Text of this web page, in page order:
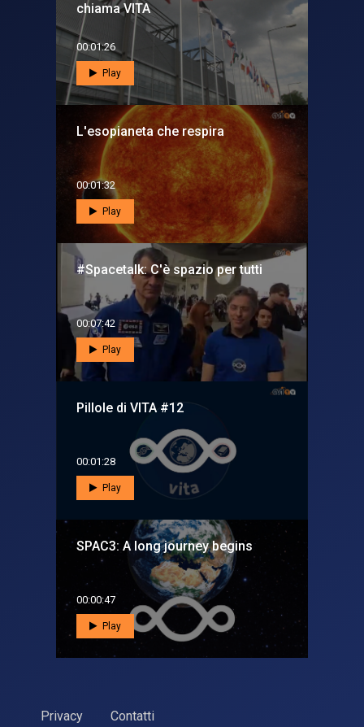
chiama VITA
00:01:26
Play
L'esopianeta che respira
00:01:32
Play
#Spacetalk: C'è spazio per tutti
00:07:42
Play
Pillole di VITA #12
00:01:28
Play
SPAC3: A long journey begins
00:00:47
Play
Privacy Contatti